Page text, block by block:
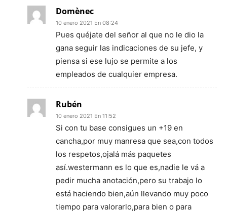
Domènec
10 enero 2021 En 08:24
Pues quéjate del señor al que no le dio la
gana seguir las indicaciones de su jefe, y
piensa si ese lujo se permite a los
empleados de cualquier empresa.
Rubén
10 enero 2021 En 11:52
Si con tu base consigues un +19 en
cancha,por muy manresa que sea,con todos
los respetos,ojalá más paquetes
así.westermann es lo que es,nadie le vá a
pedir mucha anotación,pero su trabajo lo
está haciendo bien,aún llevando muy poco
tiempo para valorarlo,para bien o para